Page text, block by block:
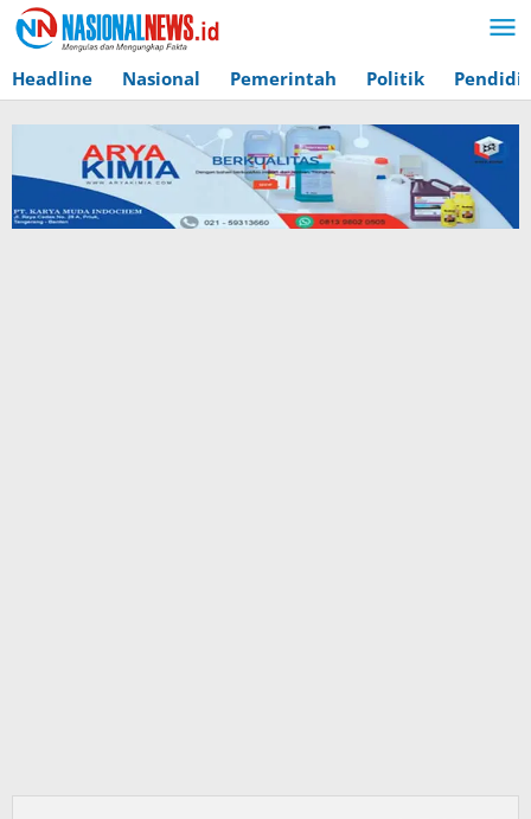
Lewati
ke
konten
Headline Nasional Pemerintah Politik